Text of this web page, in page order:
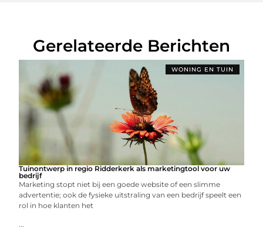
Gerelateerde Berichten
WONING EN TUIN
Tuinontwerp in regio Ridderkerk als marketingtool voor uw
bedrijf
Marketing stopt niet bij een goede website of een slimme
advertentie; ook de fysieke uitstraling van een bedrijf speelt een
rol in hoe klanten het
...